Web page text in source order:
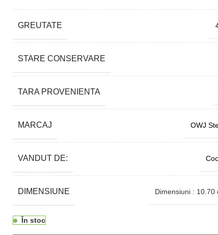
GREUTATE
STARE CONSERVARE
TARA PROVENIENTA
MARCAJ OWJ
VANDUT DE:
DIMENSIUNE Dimensiuni : 10.70
În stoc